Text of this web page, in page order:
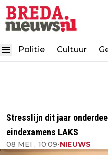
Politie Cultuur
Stresslijn dit jaar
eindexamens LAKS
08 MEI , 10:09•NIEUWS